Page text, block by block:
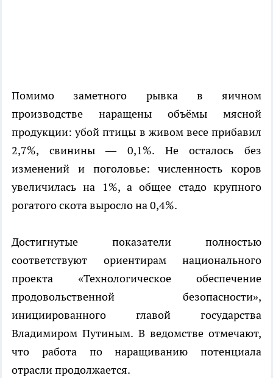
Помимо заметного рывка в яичном
производстве наращены объёмы мясной
продукции: убой птицы в живом весе прибавил
2,7%, свинины — 0,1%. Не осталось без
изменений и поголовье: численность коров
увеличилась на 1%, а общее стадо крупного
рогатого скота выросло на 0,4%.
Достигнутые показатели полностью
соответствуют ориентирам национального
проекта «Технологическое обеспечение
продовольственной безопасности»,
инициированного главой государства
Владимиром Путиным. В ведомстве отмечают,
что работа по наращиванию потенциала
отрасли продолжается.